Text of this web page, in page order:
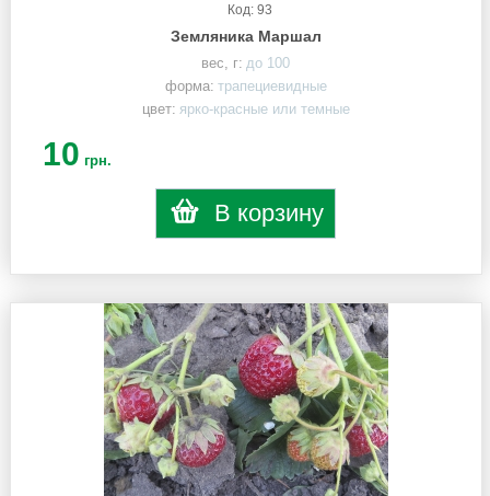
Код: 93
Земляника Маршал
вес, г: до 100
форма: трапециевидные
цвет: ярко-красные или темные
10 грн.
В корзину